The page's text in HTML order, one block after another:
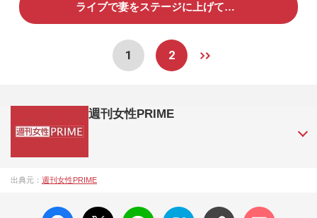
ライブで妻をステージに上げて…
1 2
週刊女性PRIME
成27年）1月に開設された主婦と生活社が運営する日本のニュ
出典元： 週刊女性PRIME
facebo
X ポス
LINE
はてな
コメン